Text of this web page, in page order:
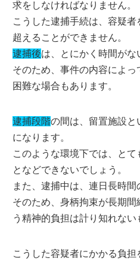
求をしなければなりません。
こうした逮捕手続は、容疑者
超えることができません。
逮捕後は、とにかく時間がな
そのため、事件の内容によ
困難な場合もあります。
逮捕段階の間は、留置施設と
になります。
このような環境下では、と
となどできないでしょう。
また、逮捕中は、連日長時間
そのため、身柄拘束が長期
う精神的負担は計り知れない
こうした容疑者にかかる負